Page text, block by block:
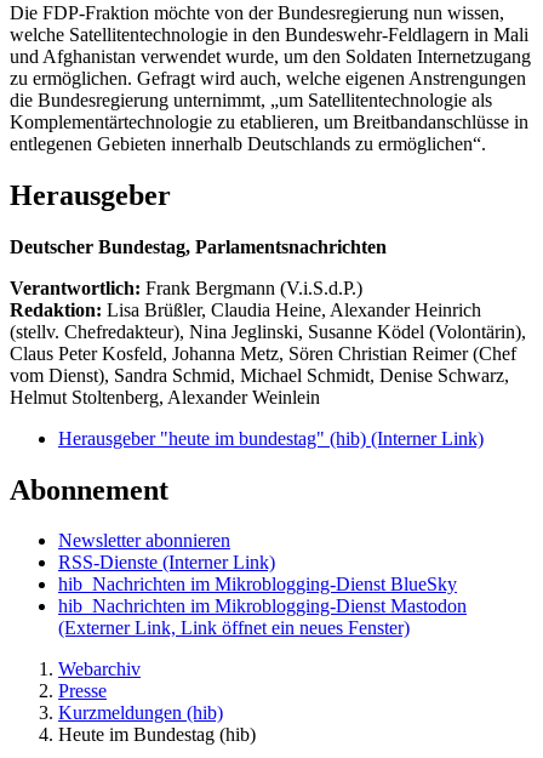
Die FDP-Fraktion möchte von der Bundesregierung nun wissen,
welche Satellitentechnologie in den Bundeswehr-Feldlagern in Mali
und Afghanistan verwendet wurde, um den Soldaten Internetzugang
zu ermöglichen. Gefragt wird auch, welche eigenen Anstrengungen
die Bundesregierung unternimmt, „um Satellitentechnologie als
Komplementärtechnologie zu etablieren, um Breitbandanschlüsse in
entlegenen Gebieten innerhalb Deutschlands zu ermöglichen“.
Herausgeber
Deutscher Bundestag, Parlamentsnachrichten
Verantwortlich: Frank Bergmann (V.i.S.d.P.)
Redaktion: Lisa Brüßler, Claudia Heine, Alexander Heinrich
(stellv. Chefredakteur), Nina Jeglinski, Susanne Ködel (Volontärin),
Claus Peter Kosfeld, Johanna Metz, Sören Christian Reimer (Chef
vom Dienst), Sandra Schmid, Michael Schmidt, Denise Schwarz,
Helmut Stoltenberg, Alexander Weinlein
Herausgeber "heute im bundestag" (hib) (Interner Link)
Abonnement
Newsletter abonnieren
RSS-Dienste (Interner Link)
hib_Nachrichten im Mikroblogging-Dienst BlueSky
hib_Nachrichten im Mikroblogging-Dienst Mastodon
(Externer Link, Link öffnet ein neues Fenster)
Webarchiv
Presse
Kurzmeldungen (hib)
Heute im Bundestag (hib)